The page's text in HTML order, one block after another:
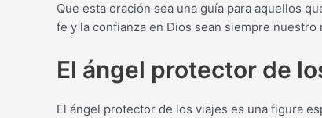
Que esta oración sea una guía para aquellos
fe y la confianza en Dios sean siempre
El ángel protector de
El ángel protector de los viajes es una figura